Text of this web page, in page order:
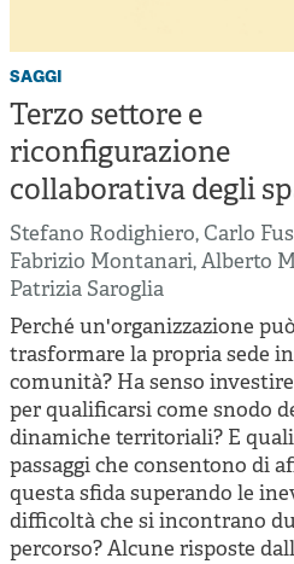
saggi
Terzo settore e
riconfigurazione
collaborativa degli
Stefano Rodighiero,Carlo
Fabrizio Montanari,Alberto
Patrizia Saroglia
Perché un'organizzazione può
trasformare la propria sede
comunità? Ha senso
per qualificarsi come snodo
dinamiche territoriali? E
passaggi che consentono di
questa sfida superando le
difficoltà che si incontrano
percorso? Alcune risposte